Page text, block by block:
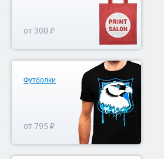
от 300 ₽
Футболки
от 795 ₽